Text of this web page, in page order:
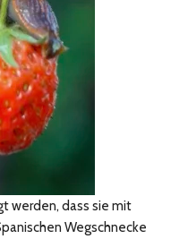
werden, dass sie mit
Wegschnecke